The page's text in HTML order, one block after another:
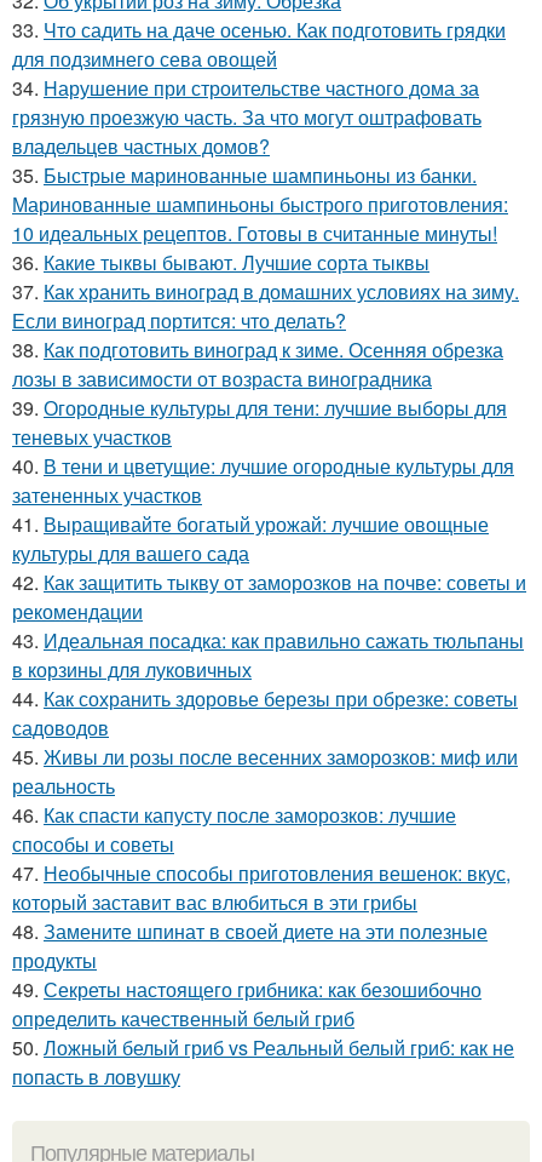
33. Что садить на даче осенью. Как подготовить грядки
для подзимнего сева овощей
34. Нарушение при строительстве частного дома за
грязную проезжую часть. За что могут оштрафовать
владельцев частных домов?
35. Быстрые маринованные шампиньоны из банки.
Маринованные шампиньоны быстрого приготовления:
10 идеальных рецептов. Готовы в считанные минуты!
36. Какие тыквы бывают. Лучшие сорта тыквы
37. Как хранить виноград в домашних условиях на зиму.
Если виноград портится: что делать?
38. Как подготовить виноград к зиме. Осенняя обрезка
лозы в зависимости от возраста виноградника
39. Огородные культуры для тени: лучшие выборы для
теневых участков
40. В тени и цветущие: лучшие огородные культуры для
затененных участков
41. Выращивайте богатый урожай: лучшие овощные
культуры для вашего сада
42. Как защитить тыкву от заморозков на почве: советы и
рекомендации
43. Идеальная посадка: как правильно сажать тюльпаны
в корзины для луковичных
44. Как сохранить здоровье березы при обрезке: советы
садоводов
45. Живы ли розы после весенних заморозков: миф или
реальность
46. Как спасти капусту после заморозков: лучшие
способы и советы
47. Необычные способы приготовления вешенок: вкус,
который заставит вас влюбиться в эти грибы
48. Замените шпинат в своей диете на эти полезные
продукты
49. Секреты настоящего грибника: как безошибочно
определить качественный белый гриб
50. Ложный белый гриб vs Реальный белый гриб: как не
попасть в ловушку
Популярные материалы